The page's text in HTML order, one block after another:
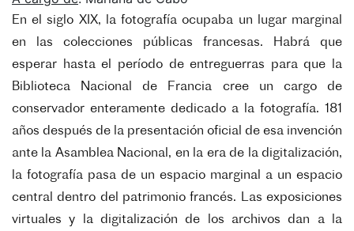
En el siglo XIX, la fotografía ocupaba un lugar marginal
en las colecciones públicas francesas. Habrá que
esperar hasta el período de entreguerras para que la
Biblioteca Nacional de Francia cree un cargo de
conservador enteramente dedicado a la fotografía. 181
años después de la presentación oficial de esa invención
ante la Asamblea Nacional, en la era de la digitalización,
la fotografía pasa de un espacio marginal a un espacio
central dentro del patrimonio francés. Las exposiciones
virtuales y la digitalización de los archivos dan a la